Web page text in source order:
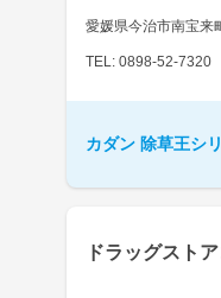
愛媛県今治市南宝来
TEL: 0898-52-7320
カダン 除草王シ
ドラッグスト